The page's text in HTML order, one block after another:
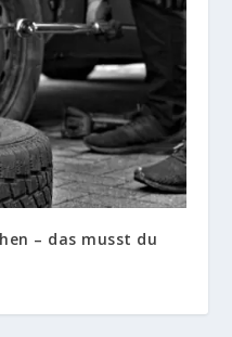
– das musst du